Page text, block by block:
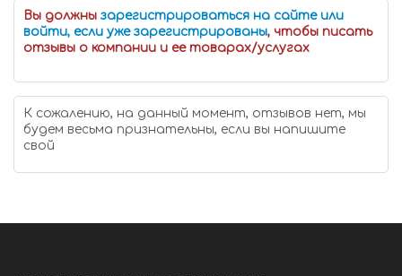
Вы должны зарегистрироваться на сайте или
войти, если уже зарегистрированы, чтобы писать
отзывы о компании и ее товарах/услугах
К сожалению, на данный момент, отзывов нет, мы
будем весьма признательны, если вы напишите
свой